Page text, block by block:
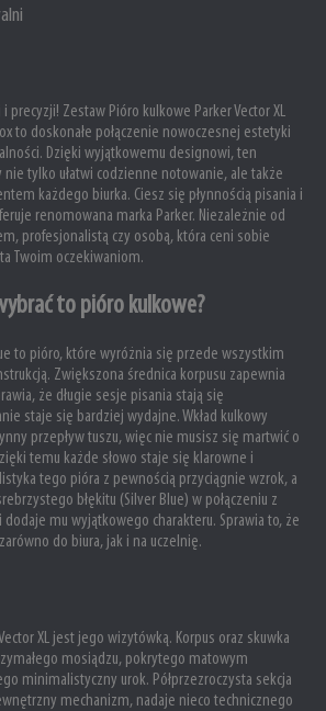
precyzji! Zestaw Pióro kulkowe Parker Vector XL
to doskonałe połączenie nowoczesnej estetyki
Dzięki wyjątkowemu designowi, ten
tylko ułatwi codzienne notowanie, ale także
każdego biurka. Ciesz się płynnością pisania i
renomowana marka Parker. Niezależnie od
profesjonalistą czy osobą, która ceni sobie
Twoim oczekiwaniom.
to pióro kulkowe?
to pióro, które wyróżnia się przede wszystkim
Zwiększona średnica korpusu zapewnia
że długie sesje pisania stają się
staje się bardziej wydajne. Wkład kulkowy
przepływ tuszu, więc nie musisz się martwić o
temu każde słowo staje się klarowne i
tego pióra z pewnością przyciągnie wzrok, a
błękitu (Silver Blue) w połączeniu z
mu wyjątkowego charakteru. Sprawia to, że
do biura, jak i na uczelnię.
XL jest jego wizytówką. Korpus oraz skuwka
mosiądzu, pokrytego matowym
minimalistyczny urok. Półprzezroczysta sekcja
mechanizm, nadaje nieco technicznego